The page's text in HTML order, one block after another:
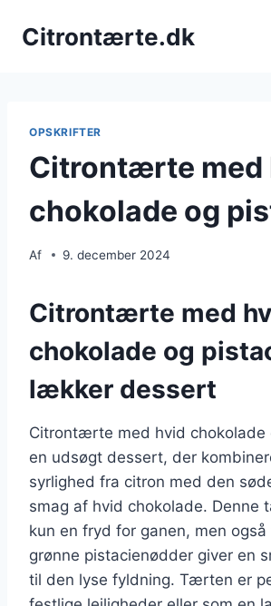
Citrontærte.dk
OPSKRIFTER
Citrontærte med
chokolade og
Af 9. december 2024
Citrontærte med
chokolade og
lækker dessert
Citrontærte med hvid chokolade
en udsøgt dessert, der
syrlighed fra citron med den
smag af hvid chokolade. Denne
kun en fryd for ganen, men
grønne pistacienødder giver en
til den lyse fyldning. Tærten er